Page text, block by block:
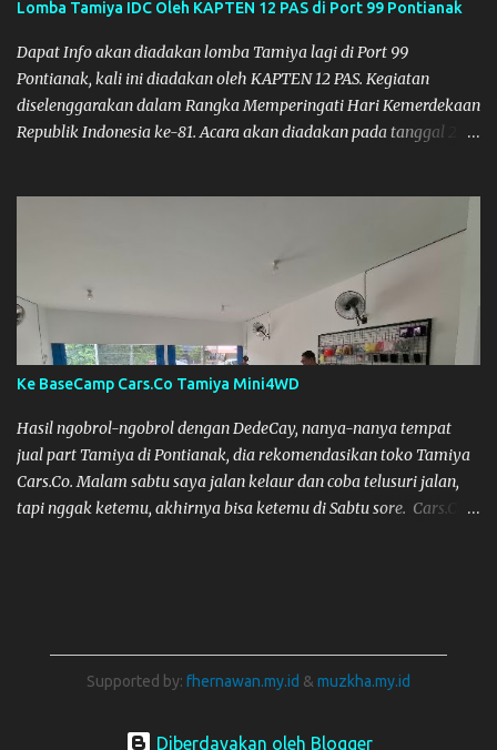
Lomba Tamiya IDC Oleh KAPTEN 12 PAS di Port 99 Pontianak
Dapat Info akan diadakan lomba Tamiya lagi di Port 99
Pontianak, kali ini diadakan oleh KAPTEN 12 PAS. Kegiatan
diselenggarakan dalam Rangka Memperingati Hari Kemerdekaan
Republik Indonesia ke-81. Acara akan diadakan pada tanggal 22
Ke BaseCamp Cars.Co Tamiya Mini4WD
Hasil ngobrol-ngobrol dengan DedeCay, nanya-nanya tempat
jual part Tamiya di Pontianak, dia rekomendasikan toko Tamiya
Cars.Co. Malam sabtu saya jalan kelaur dan coba telusuri jalan,
tapi nggak ketemu, akhirnya bisa ketemu di Sabtu sore. Cars.Co
Supported by: fhernawan.my.id & muzkha.my.id
Diberdayakan oleh Blogger